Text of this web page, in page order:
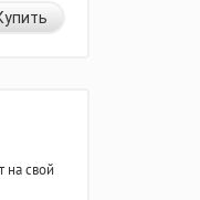
на свой